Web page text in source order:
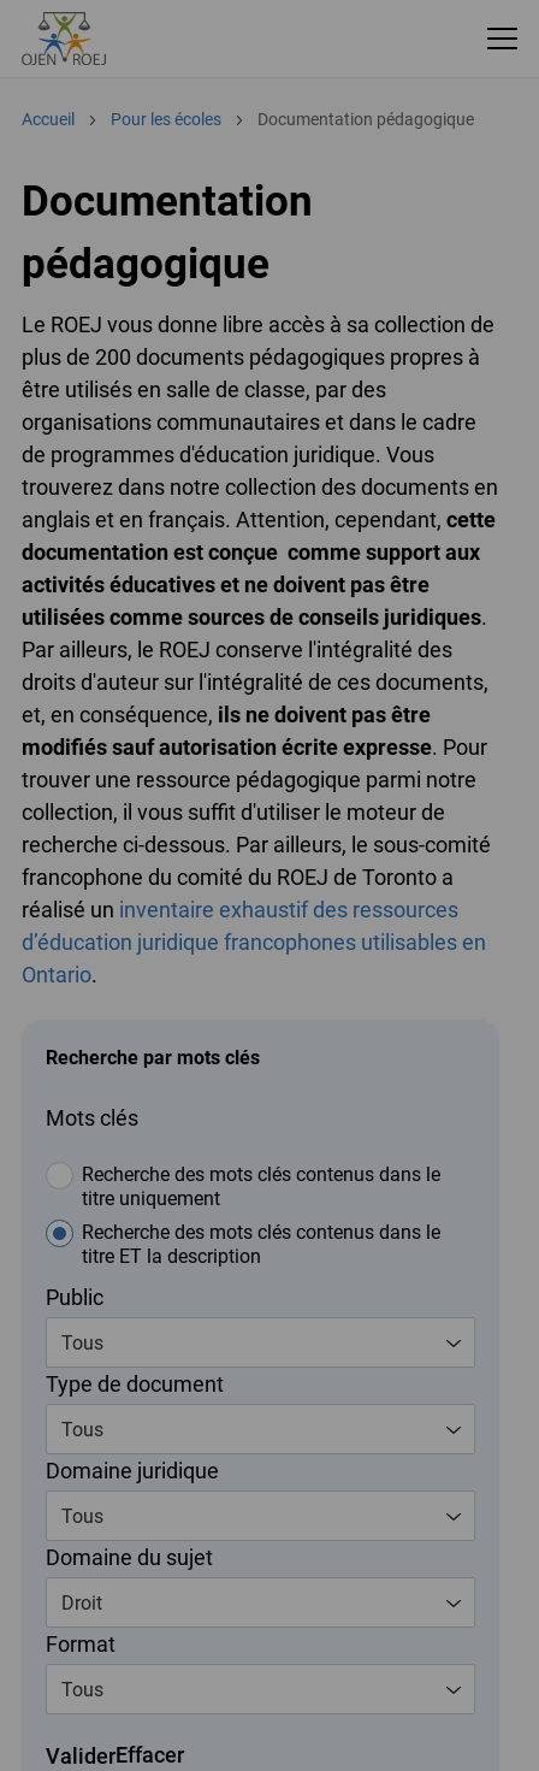
Accueil Pour les écoles Documentation pédagogique
Documentation
pédagogique
Le ROEJ vous donne libre accès à sa collection de
plus de 200 documents pédagogiques propres à
être utilisés en salle de classe, par des
organisations communautaires et dans le cadre
de programmes d'éducation juridique. Vous
trouverez dans notre collection des documents en
anglais et en français. Attention, cependant, cette
documentation est conçue comme support aux
activités éducatives et ne doivent pas être
utilisées comme sources de conseils juridiques.
Par ailleurs, le ROEJ conserve l'intégralité des
droits d'auteur sur l'intégralité de ces documents,
et, en conséquence, ils ne doivent pas être
modifiés sauf autorisation écrite expresse. Pour
trouver une ressource pédagogique parmi notre
collection, il vous suffit d'utiliser le moteur de
recherche ci-dessous. Par ailleurs, le sous-comité
francophone du comité du ROEJ de Toronto a
réalisé un inventaire exhaustif des ressources
d’éducation juridique francophones utilisables en
Ontario.
Recherche par mots clés
Mots clés
Recherche des mots clés contenus dans le
titre uniquement
Recherche des mots clés contenus dans le
titre ET la description
Public
Tous
Type de document
Tous
Domaine juridique
Tous
Domaine du sujet
Droit
Format
Tous
ValiderEffacer